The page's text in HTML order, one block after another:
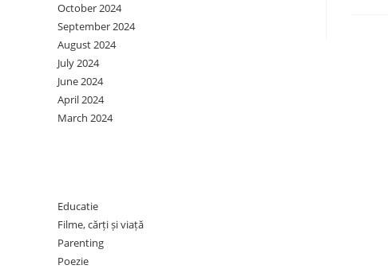
October 2024
September 2024
August 2024
July 2024
June 2024
April 2024
March 2024
Educatie
Filme, cărți și viață
Parenting
Poezie